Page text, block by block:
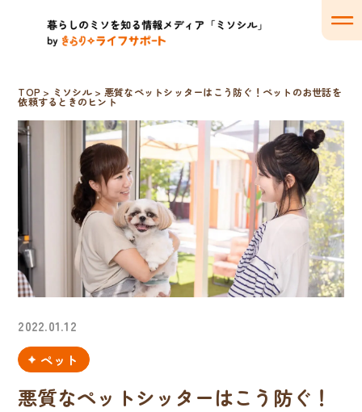
TOP > ミソシル > 悪質なペットシッターはこう防ぐ！ペットのお世話を
依頼するときのヒント
2022.01.12
ペット
悪質なペットシッターはこう防ぐ！